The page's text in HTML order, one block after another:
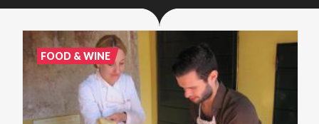
FOOD & WINE